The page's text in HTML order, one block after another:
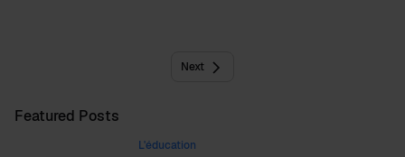
Next
Featured Posts
L'éducation